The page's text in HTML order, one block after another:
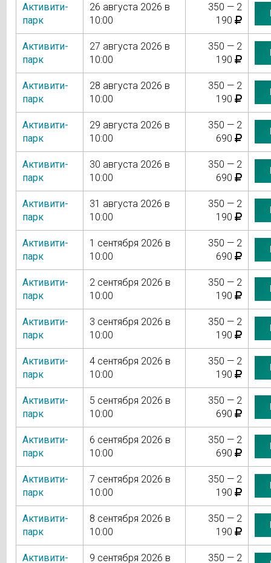
Активити-
парк
26 августа 2026 в
10:00
350 — 2
190
Активити-
парк
27 августа 2026 в
10:00
350 — 2
190
Активити-
парк
28 августа 2026 в
10:00
350 — 2
190
Активити-
парк
29 августа 2026 в
10:00
350 — 2
690
Активити-
парк
30 августа 2026 в
10:00
350 — 2
690
Активити-
парк
31 августа 2026 в
10:00
350 — 2
190
Активити-
парк
1 сентября 2026 в
10:00
350 — 2
690
Активити-
парк
2 сентября 2026 в
10:00
350 — 2
190
Активити-
парк
3 сентября 2026 в
10:00
350 — 2
190
Активити-
парк
4 сентября 2026 в
10:00
350 — 2
190
Активити-
парк
5 сентября 2026 в
10:00
350 — 2
690
Активити-
парк
6 сентября 2026 в
10:00
350 — 2
690
Активити-
парк
7 сентября 2026 в
10:00
350 — 2
190
Активити-
парк
8 сентября 2026 в
10:00
350 — 2
190
Активити- 9 сентября 2026 в 350 — 2